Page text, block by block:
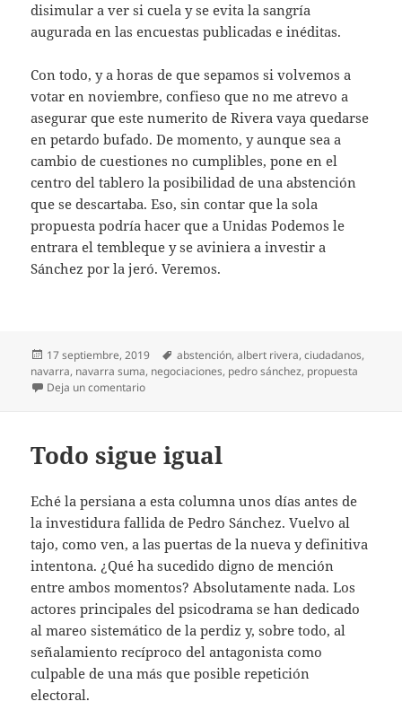
disimular a ver si cuela y se evita la sangría
augurada en las encuestas publicadas e inéditas.
Con todo, y a horas de que sepamos si volvemos a
votar en noviembre, confieso que no me atrevo a
asegurar que este numerito de Rivera vaya quedarse
en petardo bufado. De momento, y aunque sea a
cambio de cuestiones no cumplibles, pone en el
centro del tablero la posibilidad de una abstención
que se descartaba. Eso, sin contar que la sola
propuesta podría hacer que a Unidas Podemos le
entrara el tembleque y se aviniera a investir a
Sánchez por la jeró. Veremos.
Publicado
el
17 septiembre, 2019 Etiquetas
abstención,albert rivera,ciudadanos,
navarra, navarra suma, negociaciones, pedro sánchez, propuesta
Deja un comentarioen Y dos huevos duros
Todo sigue igual
Eché la persiana a esta columna unos días antes de
la investidura fallida de Pedro Sánchez. Vuelvo al
tajo, como ven, a las puertas de la nueva y definitiva
intentona. ¿Qué ha sucedido digno de mención
entre ambos momentos? Absolutamente nada. Los
actores principales del psicodrama se han dedicado
al mareo sistemático de la perdiz y, sobre todo, al
señalamiento recíproco del antagonista como
culpable de una más que posible repetición
electoral.